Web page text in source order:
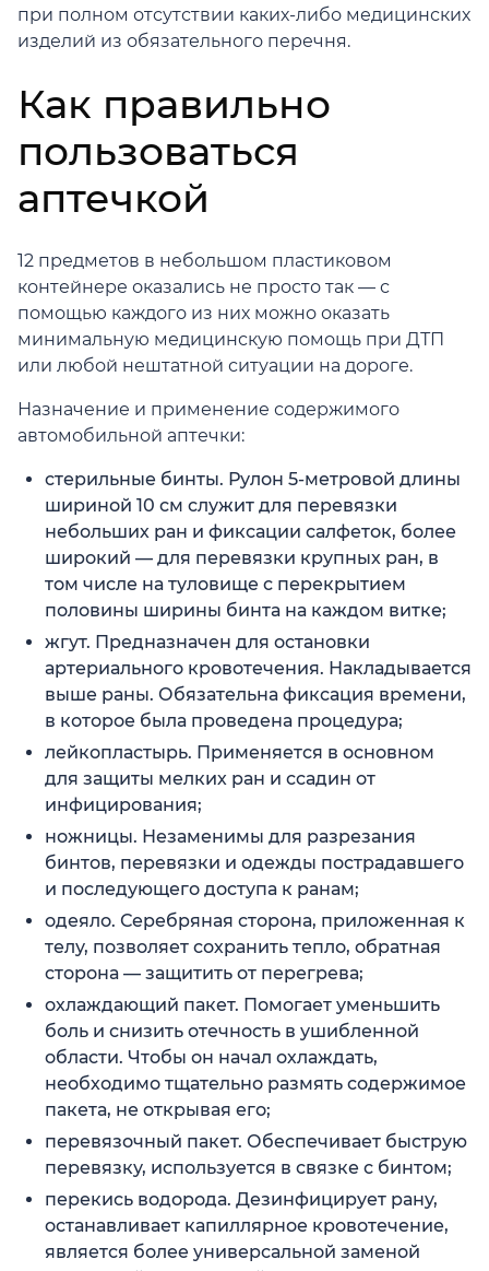
при полном отсутствии каких-либо медицинских
изделий из обязательного перечня.
Как правильно
пользоваться
аптечкой
12 предметов в небольшом пластиковом
контейнере оказались не просто так — с
помощью каждого из них можно оказать
минимальную медицинскую помощь при ДТП
или любой нештатной ситуации на дороге.
Назначение и применение содержимого
автомобильной аптечки:
стерильные бинты. Рулон 5-метровой длины
шириной 10 см служит для перевязки
небольших ран и фиксации салфеток, более
широкий — для перевязки крупных ран, в
том числе на туловище с перекрытием
половины ширины бинта на каждом витке;
жгут. Предназначен для остановки
артериального кровотечения. Накладывается
выше раны. Обязательна фиксация времени,
в которое была проведена процедура;
лейкопластырь. Применяется в основном
для защиты мелких ран и ссадин от
инфицирования;
ножницы. Незаменимы для разрезания
бинтов, перевязки и одежды пострадавшего
и последующего доступа к ранам;
одеяло. Серебряная сторона, приложенная к
телу, позволяет сохранить тепло, обратная
сторона — защитить от перегрева;
охлаждающий пакет. Помогает уменьшить
боль и снизить отечность в ушибленной
области. Чтобы он начал охлаждать,
необходимо тщательно размять содержимое
пакета, не открывая его;
перевязочный пакет. Обеспечивает быструю
перевязку, используется в связке с бинтом;
перекись водорода. Дезинфицирует рану,
останавливает капиллярное кровотечение,
является более универсальной заменой